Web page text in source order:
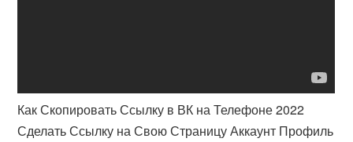
Как Скопировать Ссылку в ВК на Телефоне 2022
Сделать Ссылку на Свою Страницу Аккаунт Профиль